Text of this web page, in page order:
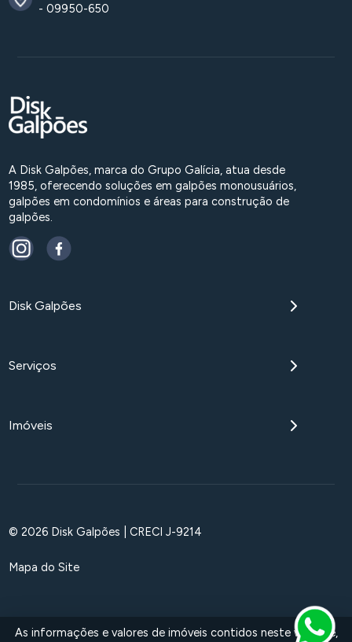
- 09950-650
A Disk Galpões, marca do Grupo Galícia, atua desde
1985, oferecendo soluções em galpões monousuários,
galpões em condomínios e áreas para construção de
galpões.
Disk Galpões
Serviços
Imóveis
© 2026 Disk Galpões | CRECI J-9214
Mapa do Site
As informações e valores de imóveis contidos neste website,